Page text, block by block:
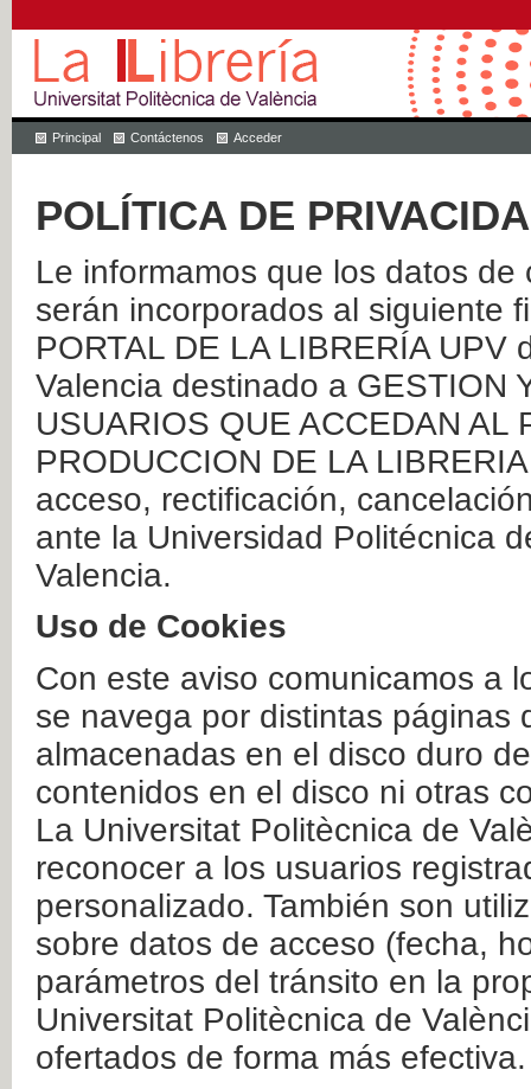
Principal Contáctenos Acceder
POLÍTICA DE
Le informamos que los datos
serán incorporados al siguiente
PORTAL DE LA LIBRERÍA
Valencia destinado a GESTION
USUARIOS QUE ACCEDAN AL
PRODUCCION DE LA
acceso, rectificación,
ante la Universidad Politécnica
Valencia.
Uso de Cookies
Con este aviso comunicamos a
se navega por distintas páginas
almacenadas en el disco duro
contenidos en el disco ni otras
La Universitat Politècnica de
reconocer a los usuarios
personalizado. También son
sobre datos de acceso (fecha,
parámetros del tránsito en la
Universitat Politècnica de
ofertados de forma más efectiva.